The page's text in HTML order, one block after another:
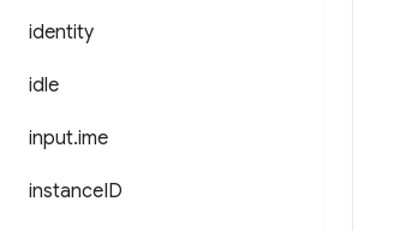
identity
idle
input.ime
instanceID